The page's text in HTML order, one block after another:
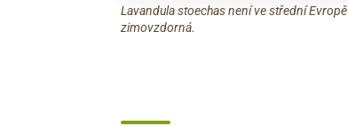
Lavandula stoechas není ve střední Evropě
zimovzdorná.